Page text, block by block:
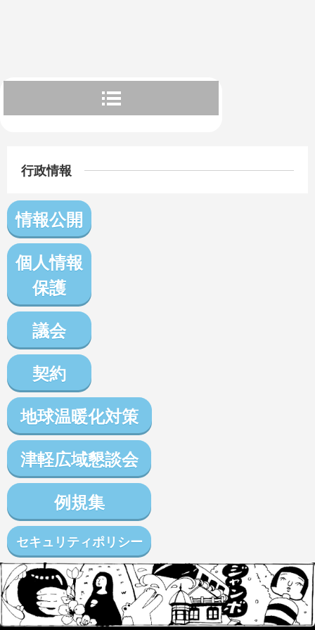
行政情報
情報公開
個人情報
保護
議会
契約
地球温暖化対策
津軽広域懇談会
例規集
セキュリティポリシー